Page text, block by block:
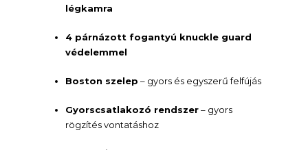
légkamra
4 párnázott fogantyú knuckle guard
védelemmel
Boston szelep – gyors és egyszerű felfújás
Gyorscsatlakozó rendszer– gyors
rögzítés vontatáshoz